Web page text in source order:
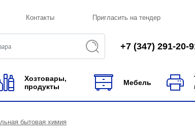
Контакты Пригласить на тендер
+7 (347) 291-20-
Хозтовары,
продукты
Мебель
бытовая химия